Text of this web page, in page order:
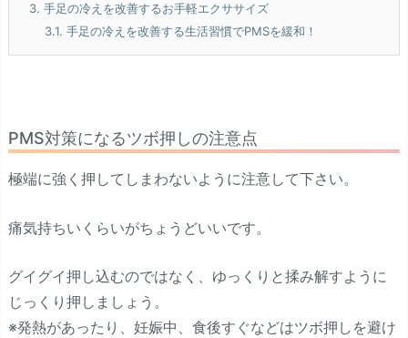
3. 手足の冷えを改善するお手軽エクササイズ
3.1. 手足の冷えを改善する生活習慣でPMSを緩和！
PMS対策になるツボ押しの注意点
極端に強く押してしまわないように注意して下さい。
痛気持ちいくらいがちょうどいいです。
グイグイ押し込むのではなく、ゆっくりと揉み解すように
じっくり押しましょう。
※発熱があったり、妊娠中、食後すぐなどはツボ押しを避け